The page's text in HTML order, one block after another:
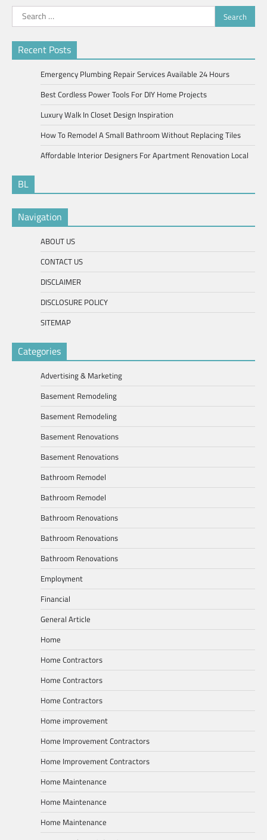
Search
for:
Recent Posts
Emergency Plumbing Repair Services Available 24 Hours
Best Cordless Power Tools For DIY Home Projects
Luxury Walk In Closet Design Inspiration
How To Remodel A Small Bathroom Without Replacing Tiles
Affordable Interior Designers For Apartment Renovation Local
BL
Navigation
ABOUT US
CONTACT US
DISCLAIMER
DISCLOSURE POLICY
SITEMAP
Categories
Advertising & Marketing
Basement Remodeling
Basement Remodeling
Basement Renovations
Basement Renovations
Bathroom Remodel
Bathroom Remodel
Bathroom Renovations
Bathroom Renovations
Bathroom Renovations
Employment
Financial
General Article
Home
Home Contractors
Home Contractors
Home Contractors
Home improvement
Home Improvement Contractors
Home Improvement Contractors
Home Maintenance
Home Maintenance
Home Maintenance